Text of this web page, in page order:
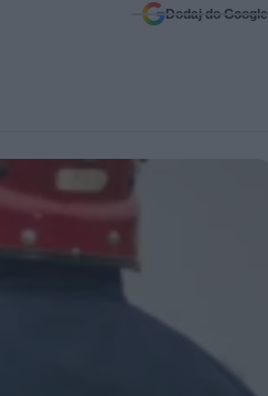
Dodaj do Google